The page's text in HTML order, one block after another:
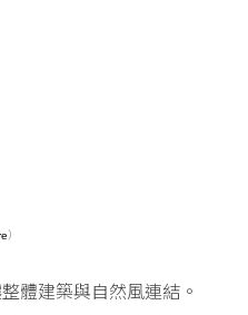
）
體建築與自然風連結。